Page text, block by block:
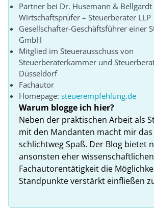
Partner bei Dr. Husemann & Bellgardt
Wirtschaftsprüfer – Steuerberater LLP
Gesellschafter-Geschäftsführer einer
GmbH
Mitglied im Steuerausschuss von
Steuerberaterkammer und
Düsseldorf
Fachautor
Homepage: steuerempfehlung.de
Warum blogge ich hier?
Neben der praktischen Arbeit als
mit den Mandanten macht mir das
schlichtweg Spaß. Der Blog bietet
ansonsten eher wissenschaftlichen
Fachautorentätigkeit die
Standpunkte verstärkt einfließen